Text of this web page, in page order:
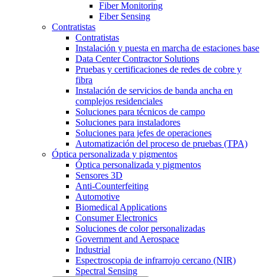
Fiber Monitoring
Fiber Sensing
Contratistas
Contratistas
Instalación y puesta en marcha de estaciones base
Data Center Contractor Solutions
Pruebas y certificaciones de redes de cobre y
fibra
Instalación de servicios de banda ancha en
complejos residenciales
Soluciones para técnicos de campo
Soluciones para instaladores
Soluciones para jefes de operaciones
Automatización del proceso de pruebas (TPA)
Óptica personalizada y pigmentos
Óptica personalizada y pigmentos
Sensores 3D
Anti-Counterfeiting
Automotive
Biomedical Applications
Consumer Electronics
Soluciones de color personalizadas
Government and Aerospace
Industrial
Espectroscopia de infrarrojo cercano (NIR)
Spectral Sensing